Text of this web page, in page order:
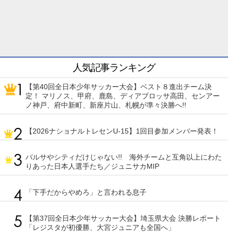
人気記事ランキング
【第40回全日本少年サッカー大会】ベスト８進出チーム決
定！ マリノス、甲府、鹿島、ディアブロッサ高田、センアー
ノ神戸、府中新町、新座片山、札幌が準々決勝へ!!
【2026ナショナルトレセンU-15】1回目参加メンバー発表！
バルサやシティだけじゃない!! 海外チームと互角以上にわた
りあった日本人選手たち／ジュニサカMIP
「下手だからやめろ」と言われる息子
【第37回全日本少年サッカー大会】埼玉県大会 決勝レポート
「レジスタが初優勝、大宮ジュニアも全国へ」